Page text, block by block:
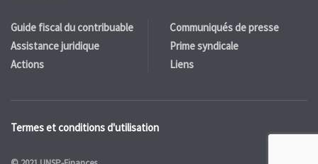
Guide fiscal du contribuable
Assistance juridique
Actions
Communiqués de presse
Prime syndicale
Liens
Termes et conditions d'utilisation